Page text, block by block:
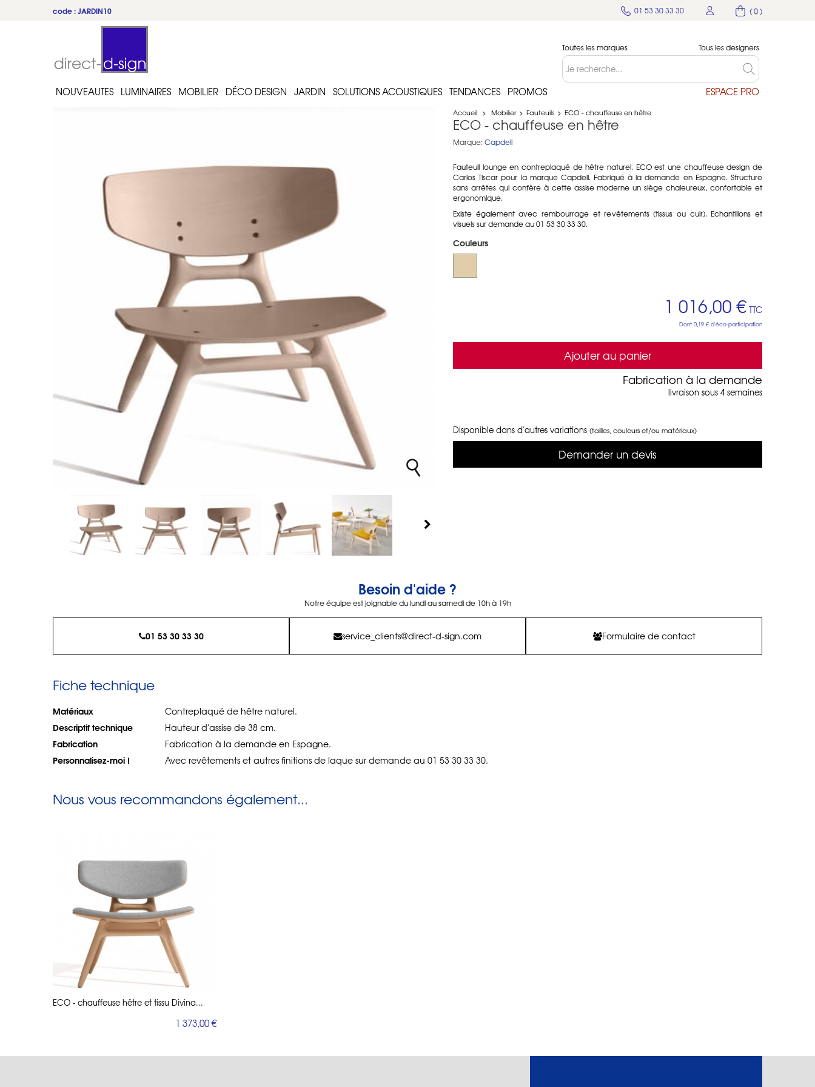
( 0 )
01 53 30 33 30
code : JARDIN10
du 22 au 31 juillet
Toutes les marques Tous les designers
NOUVEAUTES LUMINAIRES MOBILIER DÉCO DESIGN JARDIN SOLUTIONS ACOUSTIQUES TENDANCES PROMOS ESPACE PRO
Accueil > Mobilier > Fauteuils > ECO - chauffeuse en hêtre
ECO - chauffeuse en hêtre
Marque: Capdell
Fauteuil lounge en contreplaqué de hêtre naturel. ECO est une chauffeuse design de
Carlos Tiscar pour la marque Capdell. Fabriqué à la demande en Espagne. Structure
sans arrêtes qui confère à cette assise moderne un siège chaleureux, confortable et
ergonomique.
Existe également avec rembourrage et revêtements (tissus ou cuir). Echantillons et
visuels sur demande au 01 53 30 33 30.
Couleurs
1 016,00 € TTC
Dont 0,19 € d'éco-participation
Ajouter au panier
Fabrication à la demande
livraison sous 4 semaines
Disponible dans d'autres variations (tailles, couleurs et/ou matériaux)
Demander un devis
Besoin d'aide ?
Notre équipe est joignable du lundi au samedi de 10h à 19h
01 53 30 33 30 service_clients@direct-d-sign.com Formulaire de contact
Fiche technique
Matériaux Contreplaqué de hêtre naturel.
Descriptif technique Hauteur d'assise de 38 cm.
Fabrication Fabrication à la demande en Espagne.
Personnalisez-moi ! Avec revêtements et autres finitions de laque sur demande au 01 53 30 33 30.
Nous vous recommandons également...
ECO - chauffeuse hêtre et tissu Divina...
1 373,00 €